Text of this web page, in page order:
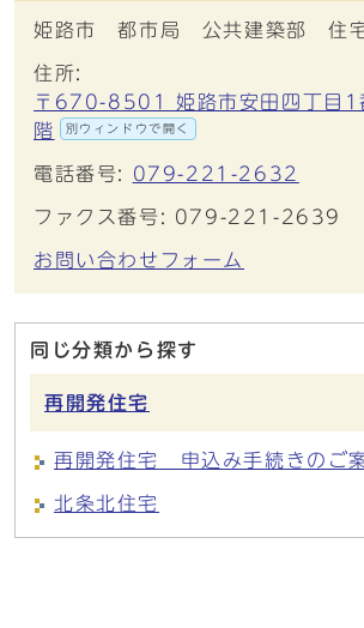
姫路市 都市局 公共建築部 住
住所:
〒670-8501 姫路市安田四丁目1
階
別ウィンドウで開く
電話番号: 079-221-2632
ファクス番号: 079-221-2639
お問い合わせフォーム
同じ分類から探す
再開発住宅
再開発住宅 申込み手続きのご
北条北住宅